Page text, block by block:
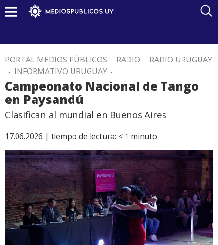
PORTAL MEDIOS PÚBLICOS . RADIO . RADIO URUGUAY
. INFORMATIVO URUGUAY .
Campeonato Nacional de Tango
en Paysandú
Clasifican al mundial en Buenos Aires
17.06.2026 | tiempo de lectura: < 1 minuto